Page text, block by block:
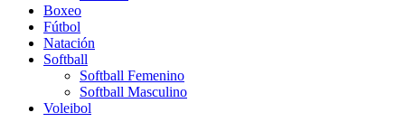
Boxeo
Fútbol
Natación​
Softball​
Softball​ Femenino
Softball​ Masculino
Voleibol​